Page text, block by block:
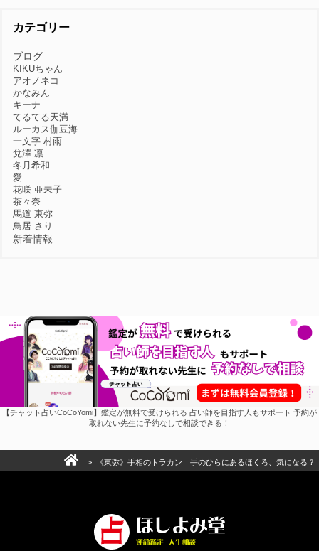
カテゴリー
ブログ
KIKUちゃん
アオノネコ
かなみん
キーナ
てるてる天満
ルーカス伽豆海
一文字 村雨
兌澤 凛
冬月希和
愛
花咲 亜未子
茶々奈
馬道 東弥
鳥居 さり
新着情報
【チャット占いCoCoYomi】鑑定が無料で受けられる 占い師を目指す人もサポート 予約が
取れない先生に予約なしで相談できる！
> 《東弥》手相のトラカン 手のひらにあるほくろ、気になる？